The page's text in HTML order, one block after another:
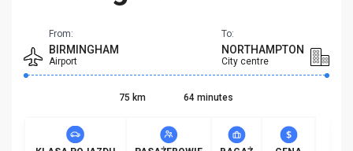
From:
BIRMINGHAM
Airport
To:
NORTHAMPTON
City centre
75 km 64 minutes